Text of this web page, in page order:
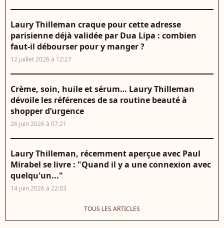
Laury Thilleman craque pour cette adresse
parisienne déjà validée par Dua Lipa : combien
faut-il débourser pour y manger ?
12 juillet 2026 à 12:27
Crème, soin, huile et sérum… Laury Thilleman
dévoile les références de sa routine beauté à
shopper d’urgence
26 juin 2026 à 07:21
Laury Thilleman, récemment aperçue avec Paul
Mirabel se livre : "Quand il y a une connexion avec
quelqu'un..."
14 juin 2026 à 22:03
TOUS LES ARTICLES